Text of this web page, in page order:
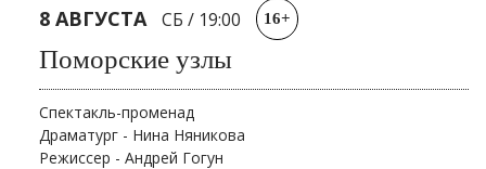
8 АВГУСТА СБ / 19:00 16+
Поморские узлы
Спектакль-променад
Драматург - Нина Няникова
Режиссер - Андрей Гогун